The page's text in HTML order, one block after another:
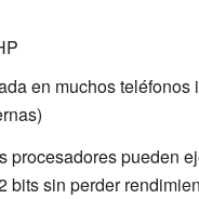
en muchos teléfonos
procesadores pueden
bits sin perder